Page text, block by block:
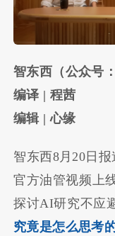
智东西（公众号
编译 | 程茜
编辑 | 心缘
智东西8月20日
官方油管视频上
探讨AI研究不应
究竟是怎么思考